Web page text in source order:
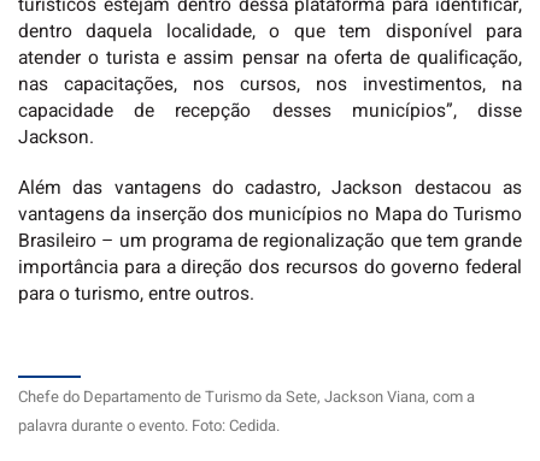
turísticos estejam dentro dessa plataforma para identificar,
dentro daquela localidade, o que tem disponível para
atender o turista e assim pensar na oferta de qualificação,
nas capacitações, nos cursos, nos investimentos, na
capacidade de recepção desses municípios”, disse
Jackson.
Além das vantagens do cadastro, Jackson destacou as
vantagens da inserção dos municípios no Mapa do Turismo
Brasileiro – um programa de regionalização que tem grande
importância para a direção dos recursos do governo federal
para o turismo, entre outros.
Chefe do Departamento de Turismo da Sete, Jackson Viana, com a
palavra durante o evento. Foto: Cedida.